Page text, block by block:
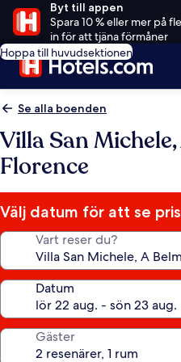
Byt till appen
Spara 10 % eller mer på
in för att tjäna förmåner
Hoppa till huvudsektionen
Se alla boenden
Villa San
Florence
Välj datum för att se
Vart reser du?
Datum
Gäster